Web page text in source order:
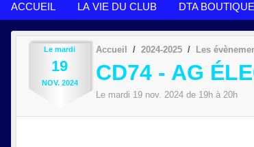
ACCUEIL LA VIE DU CLUB DTA
Le mardi
19
NOV. 2024
Accueil 2024-2025 Les
CD74 - AG
Le mardi 19 nov. 2024 de 19h à 20h